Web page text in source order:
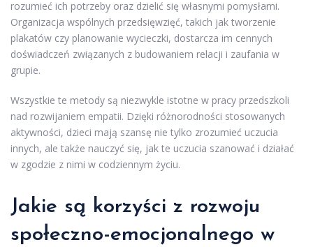
rozumieć ich potrzeby oraz dzielić się własnymi pomysłami.
Organizacja wspólnych przedsięwzięć, takich jak tworzenie
plakatów czy planowanie wycieczki, dostarcza im cennych
doświadczeń związanych z budowaniem relacji i zaufania w
grupie.
Wszystkie te metody są niezwykle istotne w pracy przedszkoli
nad rozwijaniem empatii. Dzięki różnorodności stosowanych
aktywności, dzieci mają szansę nie tylko zrozumieć uczucia
innych, ale także nauczyć się, jak te uczucia szanować i działać
w zgodzie z nimi w codziennym życiu.
Jakie są korzyści z rozwoju
społeczno-emocjonalnego w